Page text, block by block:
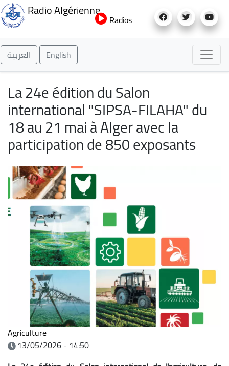
au
Radio Algérienne
Radios
العربية English
La 24e édition du Salon
international "SIPSA-FILAHA" du
18 au 21 mai à Alger avec la
participation de 850 exposants
Agriculture
13/05/2026 - 14:50